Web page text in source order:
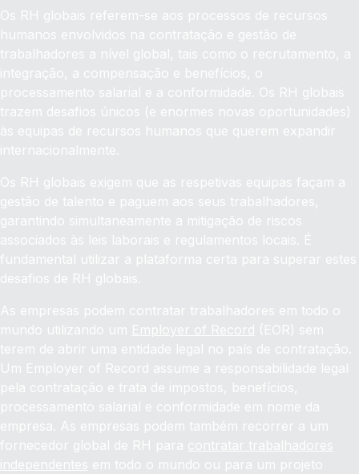
Os RH globais referem-se aos processos de recursos
humanos envolvidos na contratação e gestão de
trabalhadores a nível global, tais como o recrutamento, a
integração, a compensação e benefícios, o
processamento salarial e a conformidade. Os RH globais
trazem desafios únicos (e enormes novas oportunidades)
às equipas de recursos humanos que querem expandir
internacionalmente.
Os RH globais exigem que as respetivas equipas façam a
gestão de talento e paguem aos seus trabalhadores,
garantindo simultaneamente a mitigação de riscos
associados às leis laborais e regulamentos locais. É
fundamental utilizar a plataforma certa para superar estes
desafios de RH globais.
As empresas podem contratar trabalhadores em todo o
mundo utilizando um Employer of Record (EOR) sem
terem de abrir uma entidade legal no país de contratação.
Um Employer of Record assume a responsabilidade legal
pela contratação e trata de impostos, benefícios,
processamento salarial e conformidade em nome da
empresa. As empresas podem também recorrer a um
fornecedor global de RH para contratar trabalhadores
independentes em todo o mundo ou para um projeto